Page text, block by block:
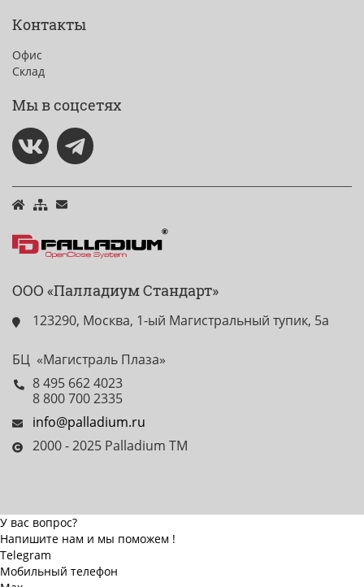
Контакты
Офис
Склад
Мы в соцсетях
ООО «Палладиум Стандарт»
123290, Москва, 1-ый Магистральный тупик, 5а
БЦ «Магистраль Плаза»
8 495 662 4023
8 800 700 2335
info@palladium.ru
2000 - 2025 Palladium TM
У вас вопрос?
Напишите нам и мы поможем !
Telegram
Мобильный телефон